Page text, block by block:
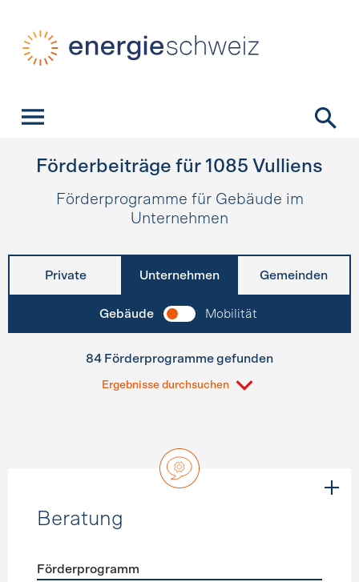
Förderbeiträge für 1085 Vulliens
Förderprogramme für Gebäude im
Unternehmen
Private Unternehmen Gemeinden
Gebäude Mobilität
84 Förderprogramme gefunden
Ergebnisse durchsuchen
Beratung
Förderprogramm